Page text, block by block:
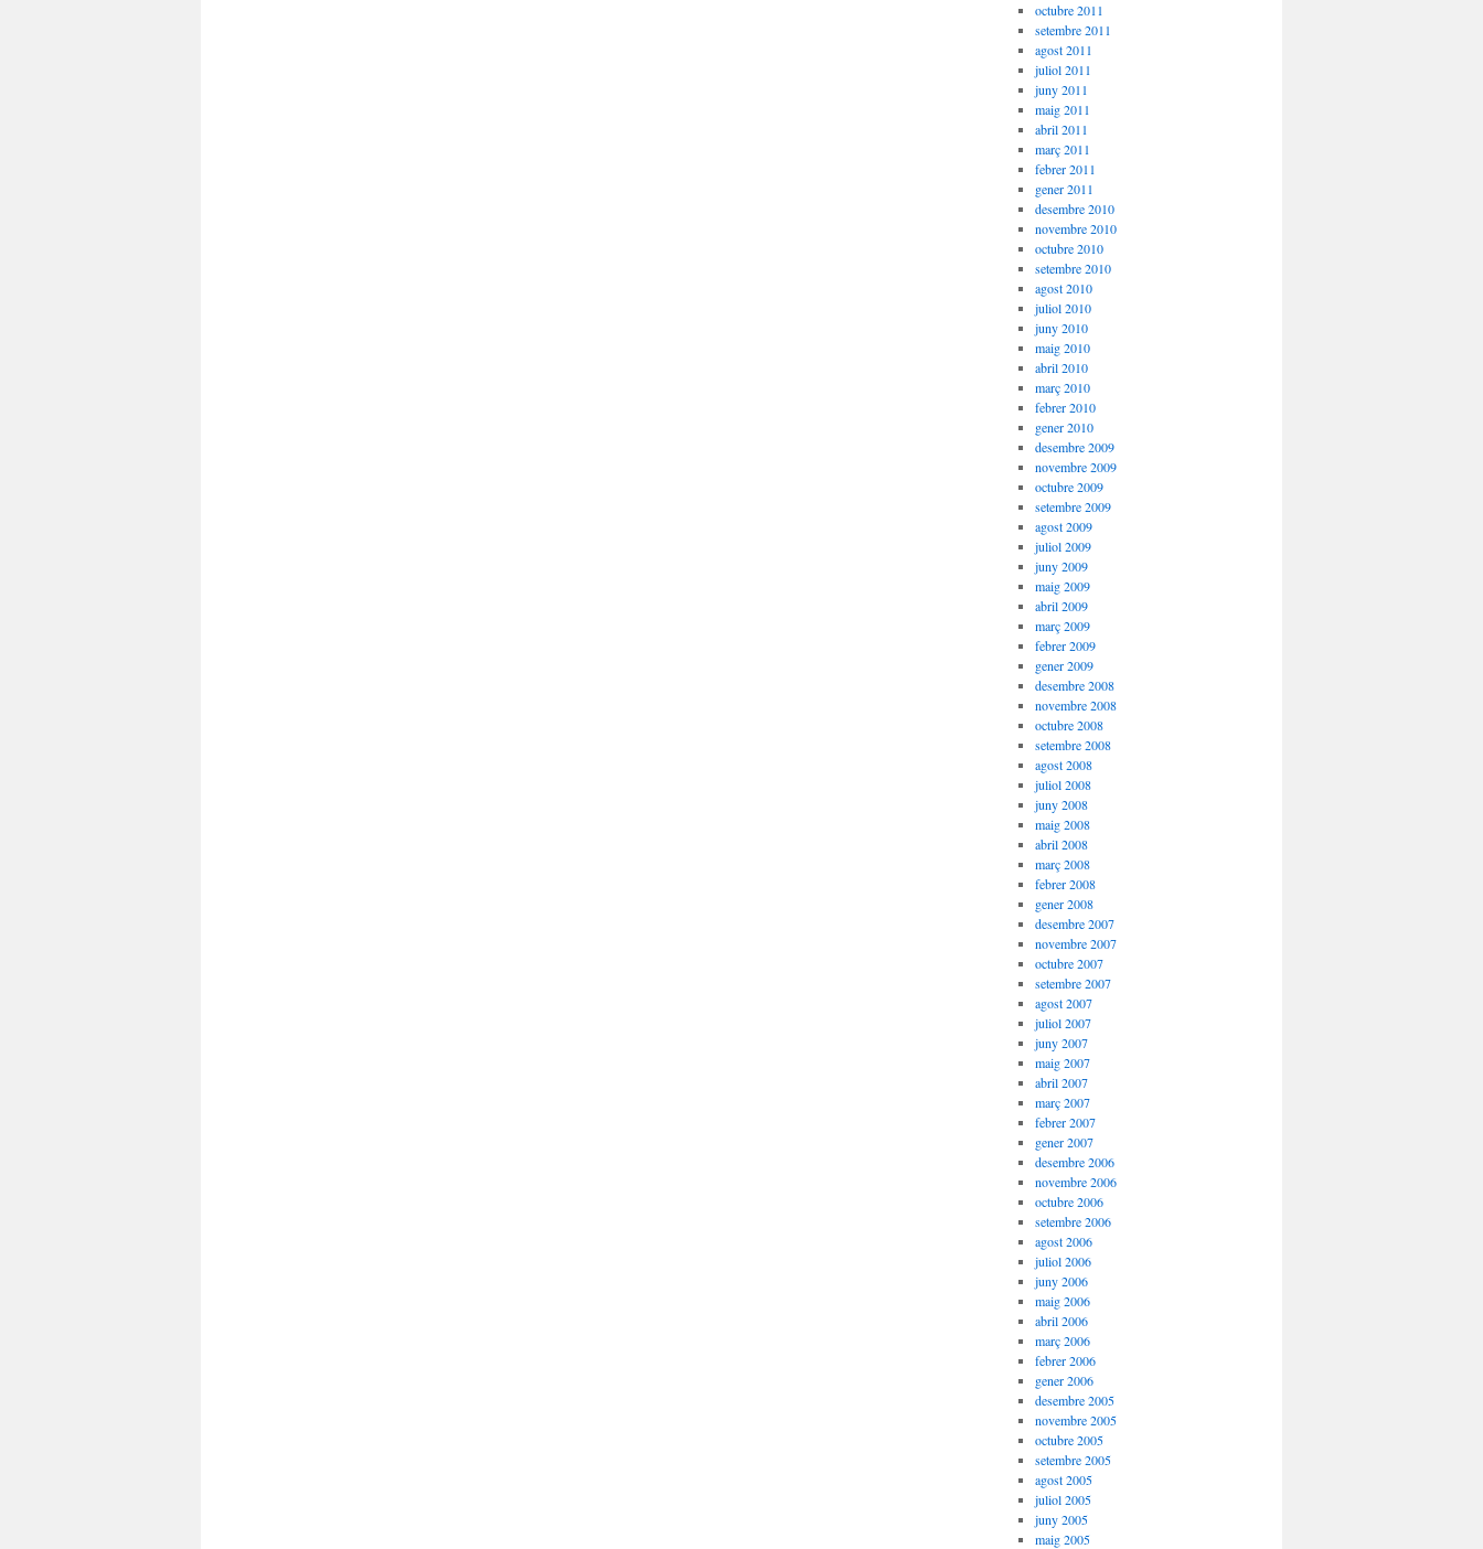
octubre 2011
setembre 2011
agost 2011
juliol 2011
juny 2011
maig 2011
abril 2011
març 2011
febrer 2011
gener 2011
desembre 2010
novembre 2010
octubre 2010
setembre 2010
agost 2010
juliol 2010
juny 2010
maig 2010
abril 2010
març 2010
febrer 2010
gener 2010
desembre 2009
novembre 2009
octubre 2009
setembre 2009
agost 2009
juliol 2009
juny 2009
maig 2009
abril 2009
març 2009
febrer 2009
gener 2009
desembre 2008
novembre 2008
octubre 2008
setembre 2008
agost 2008
juliol 2008
juny 2008
maig 2008
abril 2008
març 2008
febrer 2008
gener 2008
desembre 2007
novembre 2007
octubre 2007
setembre 2007
agost 2007
juliol 2007
juny 2007
maig 2007
abril 2007
març 2007
febrer 2007
gener 2007
desembre 2006
novembre 2006
octubre 2006
setembre 2006
agost 2006
juliol 2006
juny 2006
maig 2006
abril 2006
març 2006
febrer 2006
gener 2006
desembre 2005
novembre 2005
octubre 2005
setembre 2005
agost 2005
juliol 2005
juny 2005
maig 2005